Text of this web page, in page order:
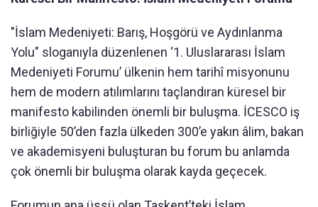
"İslam Medeniyeti: Barış, Hoşgörü ve Aydınlanma
Yolu" sloganıyla düzenlenen ‘1. Uluslararası İslam
Medeniyeti Forumu’ ülkenin hem tarihî misyonunu
hem de modern atılımlarını taçlandıran küresel bir
manifesto kabilinden önemli bir buluşma. İCESCO iş
birliğiyle 50’den fazla ülkeden 300’e yakın âlim, bakan
ve akademisyeni buluşturan bu forum bu anlamda
çok önemli bir buluşma olarak kayda geçecek.